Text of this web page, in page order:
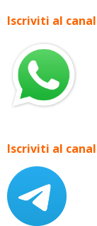
Iscriviti al
Iscriviti al